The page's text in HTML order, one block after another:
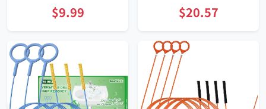
缸地漏通用
$9.99 发 耐用PP材质
$20.57